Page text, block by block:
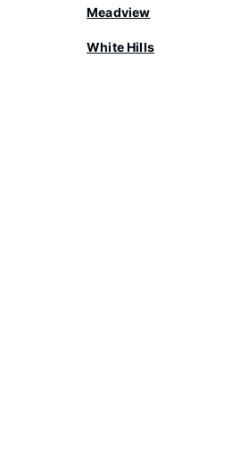
Meadview
White Hills